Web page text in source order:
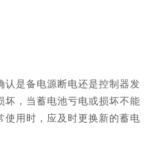
认是备电源断电还是控制器发
坏，当蓄电池亏电或损坏不能
使用时，应及时更换新的蓄电